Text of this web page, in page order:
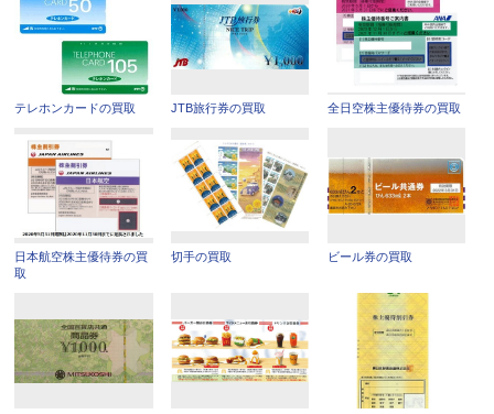
テレホンカードの買取 JTB旅行券の買取 全日空株主優待券の買取
日本航空株主優待券の買
取
切手の買取 ビール券の買取